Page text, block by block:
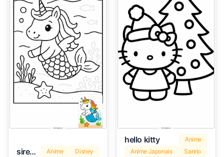
sirene Anime Disney
hello kitty
Anime
Anime Japonais
Sanrio